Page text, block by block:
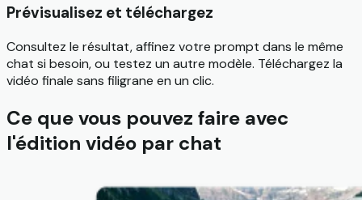
Prévisualisez et téléchargez
Consultez le résultat, affinez votre prompt dans le même
chat si besoin, ou testez un autre modèle. Téléchargez la
vidéo finale sans filigrane en un clic.
Ce que vous pouvez faire avec
l'édition vidéo par chat